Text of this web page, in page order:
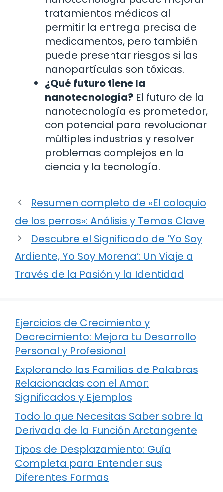
tratamientos médicos al
permitir la entrega precisa de
medicamentos, pero también
puede presentar riesgos si las
nanopartículas son tóxicas.
¿Qué futuro tiene la
nanotecnología? El futuro de la
nanotecnología es prometedor,
con potencial para revolucionar
múltiples industrias y resolver
problemas complejos en la
ciencia y la tecnología.
Resumen completo de «El coloquio
de los perros»: Análisis y Temas Clave
Descubre el Significado de ‘Yo Soy
Ardiente, Yo Soy Morena’: Un Viaje a
Través de la Pasión y la Identidad
Ejercicios de Crecimiento y
Decrecimiento: Mejora tu Desarrollo
Personal y Profesional
Explorando las Familias de Palabras
Relacionadas con el Amor:
Significados y Ejemplos
Todo lo que Necesitas Saber sobre la
Derivada de la Función Arctangente
Tipos de Desplazamiento: Guía
Completa para Entender sus
Diferentes Formas